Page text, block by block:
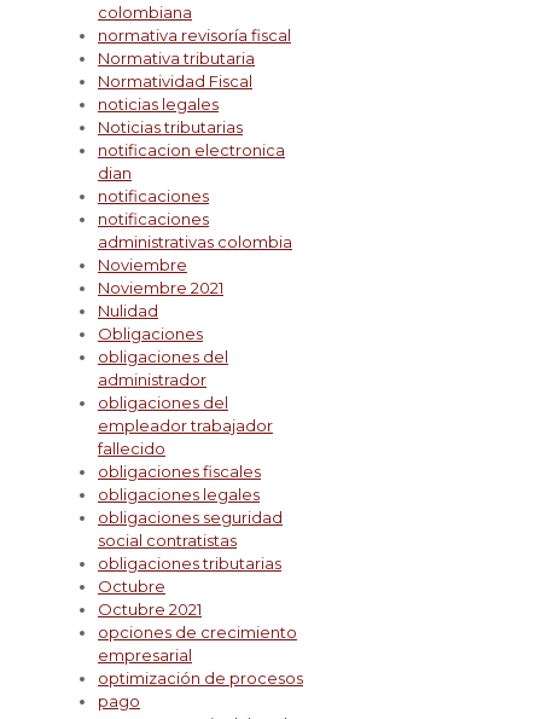
colombiana
normativa revisoría fiscal
Normativa tributaria
Normatividad Fiscal
noticias legales
Noticias tributarias
notificacion electronica
dian
notificaciones
notificaciones
administrativas colombia
Noviembre
Noviembre 2021
Nulidad
Obligaciones
obligaciones del
administrador
obligaciones del
empleador trabajador
fallecido
obligaciones fiscales
obligaciones legales
obligaciones seguridad
social contratistas
obligaciones tributarias
Octubre
Octubre 2021
opciones de crecimiento
empresarial
optimización de procesos
pago